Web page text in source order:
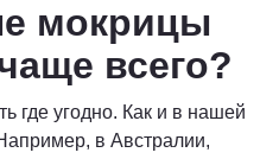
мокрицы
всего?
где угодно. Как и в нашей
в Австралии,